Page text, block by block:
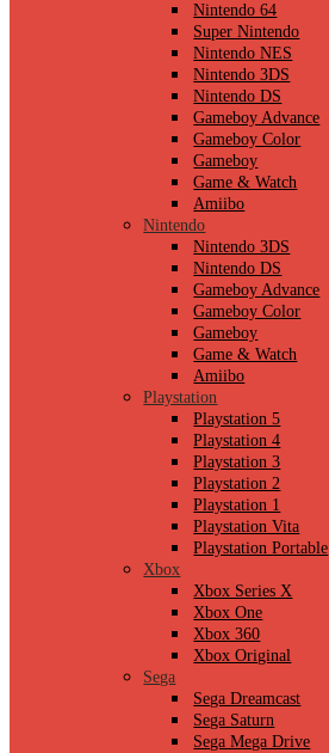
Nintendo 64
Super Nintendo
Nintendo NES
Nintendo 3DS
Nintendo DS
Gameboy Advance
Gameboy Color
Gameboy
Game & Watch
Amiibo
Nintendo
Nintendo 3DS
Nintendo DS
Gameboy Advance
Gameboy Color
Gameboy
Game & Watch
Amiibo
Playstation
Playstation 5
Playstation 4
Playstation 3
Playstation 2
Playstation 1
Playstation Vita
Playstation Portable
Xbox
Xbox Series X
Xbox One
Xbox 360
Xbox Original
Sega
Sega Dreamcast
Sega Saturn
Sega Mega Drive